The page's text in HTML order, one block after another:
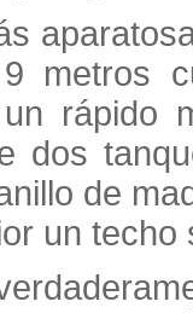
metros
rápido
dos
de
un